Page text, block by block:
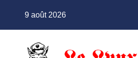
9 août 2026